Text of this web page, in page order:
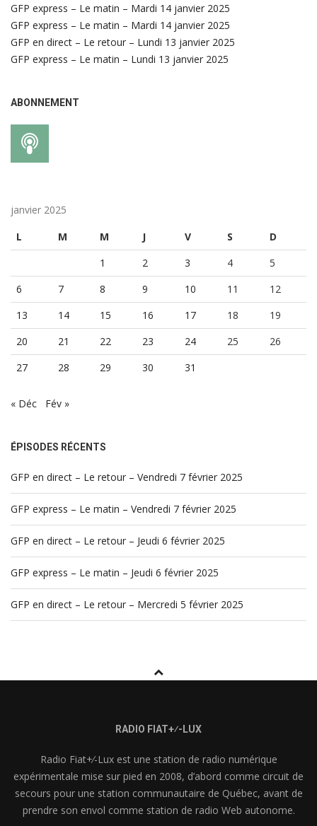
GFP express – Le matin – Mardi 14 janvier 2025
GFP express – Le matin – Mardi 14 janvier 2025
GFP en direct – Le retour – Lundi 13 janvier 2025
GFP express – Le matin – Lundi 13 janvier 2025
ABONNEMENT
janvier 2025
L
M M J V S
D
1
2 3 4
5
6
7 8 9 10 11
12
13
14 15 16 17 18
19
20
21 22 23 24 25
26
27
28 29 30 31
« Déc Fév »
ÉPISODES RÉCENTS
GFP en direct – Le retour – Vendredi 7 février 2025
GFP express – Le matin – Vendredi 7 février 2025
GFP en direct – Le retour – Jeudi 6 février 2025
GFP express – Le matin – Jeudi 6 février 2025
GFP en direct – Le retour – Mercredi 5 février 2025
RADIO FIAT+⁄-LUX
Radio Fiat+⁄-Lux est une station de radio numérique
expérimentale mise sur pied en 2008, d’abord comme circuit de
secours pour une station communautaire de Québec, avant de
prendre son envol comme station de radio Web autonome.